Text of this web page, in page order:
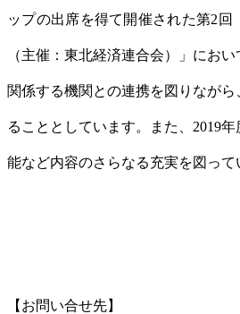
ップの出席を得て開催された第2回
（主催：東北経済連合会）」にお
関係する機関との連携を図りなが
ることとしています。また、2019
能など内容のさらなる充実を図って
【お問い合せ先】